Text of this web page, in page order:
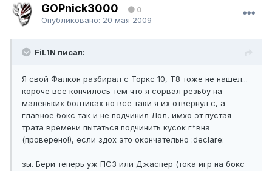
GOPnick3000 0
Опубликовано: 20 мая 2009
FiL1N писал:
Я свой Фалкон разбирал с Торкс 10, Т8 тоже не нашел...
короче все кончилось тем что я сорвал резьбу на
маленьких болтиках но все таки я их отвернул с, а
главное бокс так и не подчинил Лол, имхо эт пустая
трата времени пытаться подчинить кусок г*вна
(проверено!), если здох это окончательно :declare:
зы. Бери теперь уж ПС3 или Джаспер (тока игр на бокс